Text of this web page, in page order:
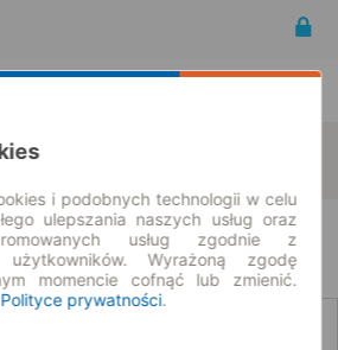
i podobnych technologii w celu
ulepszania naszych usług oraz
usług zgodnie z
użytkowników. Wyrażoną zgodę
momencie cofnąć lub zmienić.
Polityce prywatności.